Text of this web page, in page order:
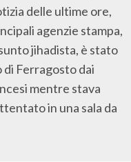
delle ultime ore,
agenzie stampa,
jihadista, è stato
Ferragosto dai
mentre stava
in una sala da